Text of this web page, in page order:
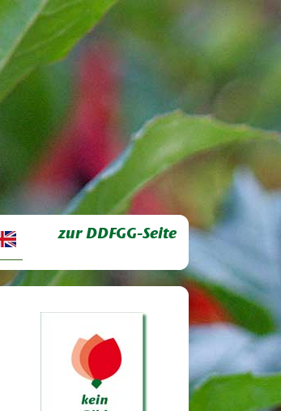
zur DDFGG-Seite